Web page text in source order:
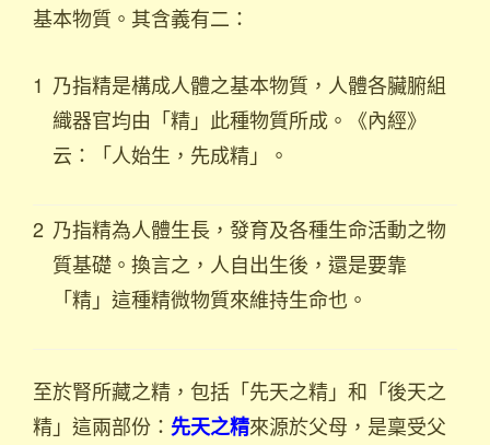
基本物質。其含義有二：
1 乃指精是構成人體之基本物質，人體各臟腑組
織器官均由「精」此種物質所成。《內經》
云：「人始生，先成精」。
2 乃指精為人體生長，發育及各種生命活動之物
質基礎。換言之，人自出生後，還是要靠
「精」這種精微物質來維持生命也。
至於腎所藏之精，包括「先天之精」和「後天之
精」這兩部份： 先天之精來源於父母，是稟受父